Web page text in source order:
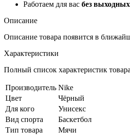
Работаем для вас без выходных
Описание
Описание товара появится в
Характеристики
Полный список характеристик
Производитель Nike
Цвет
Чёрный
Для кого
Унисекс
Вид спорта
Баскетбол
Тип товара
Мячи